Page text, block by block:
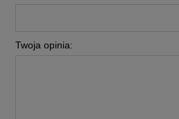
Twoja opinia: